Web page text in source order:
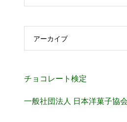
アーカイブ
チョコレート検定
一般社団法人 日本洋菓子協